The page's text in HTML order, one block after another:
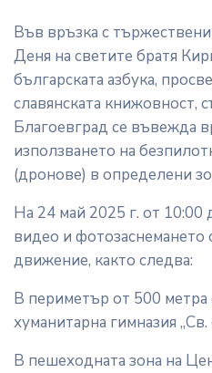
Във връзка с
Деня на светите братя
българската азбука,
славянската книжовност,
Благоевград се въвежда
използването на
(дронове) в определени
На 24 май 2025 г. от 10:00
видео и фотозаснемането
движение, както следва:
В периметър от 500
хуманитарна гимназия
В пешеходната зона на